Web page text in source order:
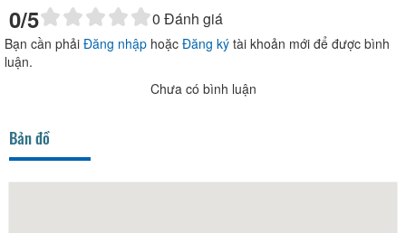
0/5 0 Đánh giá
Bạn cần phải Đăng nhập hoặc Đăng ký tài khoản mới để được bình
luận.
Chưa có bình luận
Bản đồ